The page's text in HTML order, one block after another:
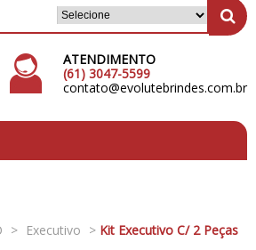
ATENDIMENTO
(61) 3047-5599
contato@evolutebrindes.com.br
> Executivo > Kit Executivo C/ 2 Peças